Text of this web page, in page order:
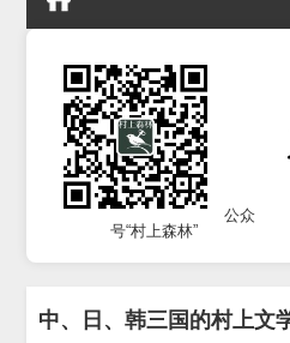
公众
号“村上森林”
中、日、韩三国的村上文